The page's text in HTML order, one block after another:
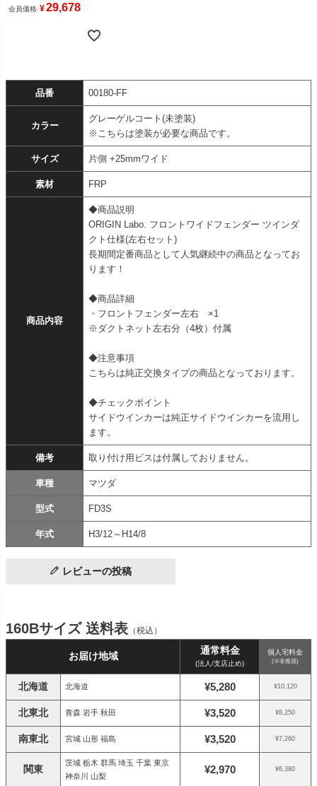
会員価格 ¥29,678
品番 00180-FF
カラー
グレーゲルコート(未塗装)
※こちらは塗装が必要な商品です。
サイズ 片側 +25mmワイド
素材 FRP
商品内容
◆商品説明
ORIGIN Labo. フロントワイドフェンダー ツインダ
クト仕様(左右セット)
長期間定番商品として人気継続中の商品となってお
ります！
◆商品詳細
・フロントフェンダー左右 ×1
※ダクトネット左右分（4枚）付属
◆注意事項
こちらは純正交換タイプの商品となっております。
◆チェックポイント
サイドウインカーは純正サイドウインカーを流用し
ます。
備考 取り付け用ビスは付属しておりません。
車種 マツダ
型式 FD3S
年式 H3/12～H14/8
レビューの投稿
160Bサイズ 送料表 （税込）
お届け地域 通常料金
(法人/支店止め)
個人宅料金
(※非推奨)
北海道 北海道 ¥5,280 ¥10,120
北東北 青森 岩手 秋田 ¥3,520 ¥8,250
南東北 宮城 山形 福島 ¥3,520 ¥7,260
関東
茨城 栃木 群馬 埼玉 千葉 東京
神奈川 山梨
¥2,970 ¥6,380